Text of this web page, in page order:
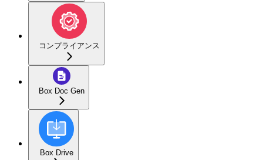
コンプライアンス
Box Doc Gen
Box Drive